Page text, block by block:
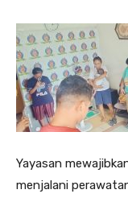
Yayasan
menjalani